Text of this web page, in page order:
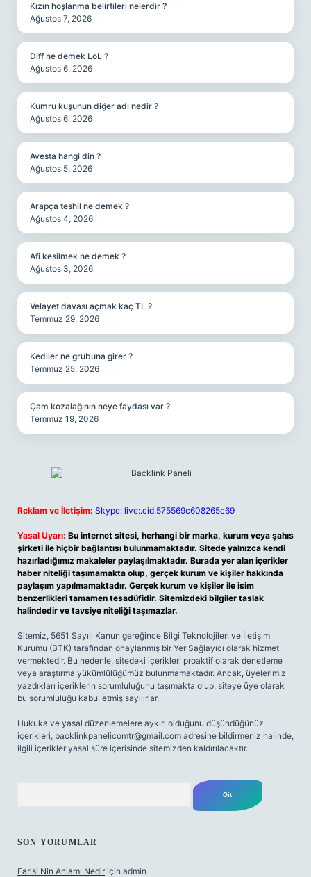
Kızın hoşlanma belirtileri nelerdir ?
Ağustos 7, 2026
Diff ne demek LoL ?
Ağustos 6, 2026
Kumru kuşunun diğer adı nedir ?
Ağustos 6, 2026
Avesta hangi din ?
Ağustos 5, 2026
Arapça teshil ne demek ?
Ağustos 4, 2026
Afi kesilmek ne demek ?
Ağustos 3, 2026
Velayet davası açmak kaç TL ?
Temmuz 29, 2026
Kediler ne grubuna girer ?
Temmuz 25, 2026
Çam kozalağının neye faydası var ?
Temmuz 19, 2026
Reklam ve İletişim: Skype: live:.cid.575569c608265c69
Yasal Uyarı: Bu internet sitesi, herhangi bir marka, kurum veya şahıs
şirketi ile hiçbir bağlantısı bulunmamaktadır. Sitede yalnızca kendi
hazırladığımız makaleler paylaşılmaktadır. Burada yer alan içerikler
haber niteliği taşımamakta olup, gerçek kurum ve kişiler hakkında
paylaşım yapılmamaktadır. Gerçek kurum ve kişiler ile isim
benzerlikleri tamamen tesadüfidir. Sitemizdeki bilgiler taslak
halindedir ve tavsiye niteliği taşımazlar.
Sitemiz, 5651 Sayılı Kanun gereğince Bilgi Teknolojileri ve İletişim
Kurumu (BTK) tarafından onaylanmış bir Yer Sağlayıcı olarak hizmet
vermektedir. Bu nedenle, sitedeki içerikleri proaktif olarak denetleme
veya araştırma yükümlülüğümüz bulunmamaktadır. Ancak, üyelerimiz
yazdıkları içeriklerin sorumluluğunu taşımakta olup, siteye üye olarak
bu sorumluluğu kabul etmiş sayılırlar.
Hukuka ve yasal düzenlemelere aykırı olduğunu düşündüğünüz
içerikleri, backlinkpanelicomtr@gmail.com adresine bildirmeniz halinde,
ilgili içerikler yasal süre içerisinde sitemizden kaldırılacaktır.
SON YORUMLAR
Farisi Nin Anlamı Nedir için admin